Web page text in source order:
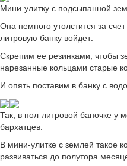
Мини-улитку с подсыпанной
Она немного утолстится за
литровую банку войдет.
Скрепим ее резинками, чтобы
нарезанные кольцами старые
И опять поставим в банку с
Так, в пол-литровой баночке у
бархатцев.
В мини-улитке с землей такое
развиваться до полутора